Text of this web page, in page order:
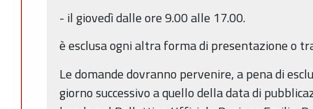
- il giovedì dalle ore 9.00 alle 17.00.
è esclusa ogni altra forma di presentazione o
Le domande dovranno pervenire, a pena di
giorno successivo a quello della data di